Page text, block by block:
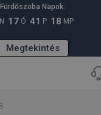
Fürdőszoba Napok:
N 17 Ó 41 P 17 MP
Megtekintés